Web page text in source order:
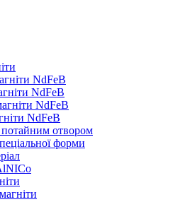
NdFeB
NdFeB
NdFeB
NdFeB
потайним отвором
форми